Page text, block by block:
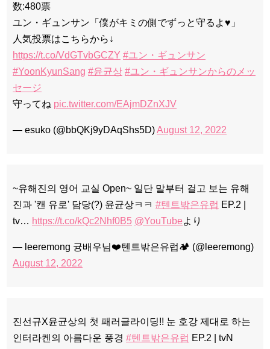
数:480票
ユン・ギュンサン「僕がキミの側でずっと守るよ♥」
人気投票はこちらから↓
https://t.co/VdGTvbGCZY #ユン・ギュンサン
#YoonKyunSang #윤균상 #ユン・ギュンサンからのメッ
セージ
守ってね pic.twitter.com/EAjmDZnXJV
— esuko (@bbQKj9yDAqShs5D)August 12, 2022
~유해진의 영어 교실 Open~ 일단 말부터 걸고 보는 유해
진과 '캔 유로' 담당(?) 윤균상ㅋㅋ #텐트밖은유럽 EP.2 |
tv… https://t.co/kQc2Nhf0B5 @YouTubeより
— leeremong 귱배우님❤️텐트밖은유럽🏕 (@leeremong)
August 12, 2022
진선규X윤균상의 첫 패러글라이딩!! 눈 호강 제대로 하는
인터라켄의 아름다운 풍경 #텐트밖은유럽 EP.2 | tvN